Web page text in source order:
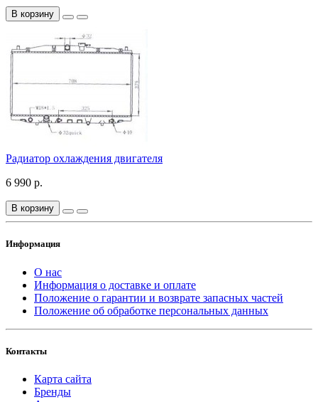
В корзину
Радиатор охлаждения двигателя
6 990 р.
В корзину
Информация
О нас
Информация о доставке и оплате
Положение о гарантии и возврате запасных частей
Положение об обработке персональных данных
Контакты
Карта сайта
Бренды